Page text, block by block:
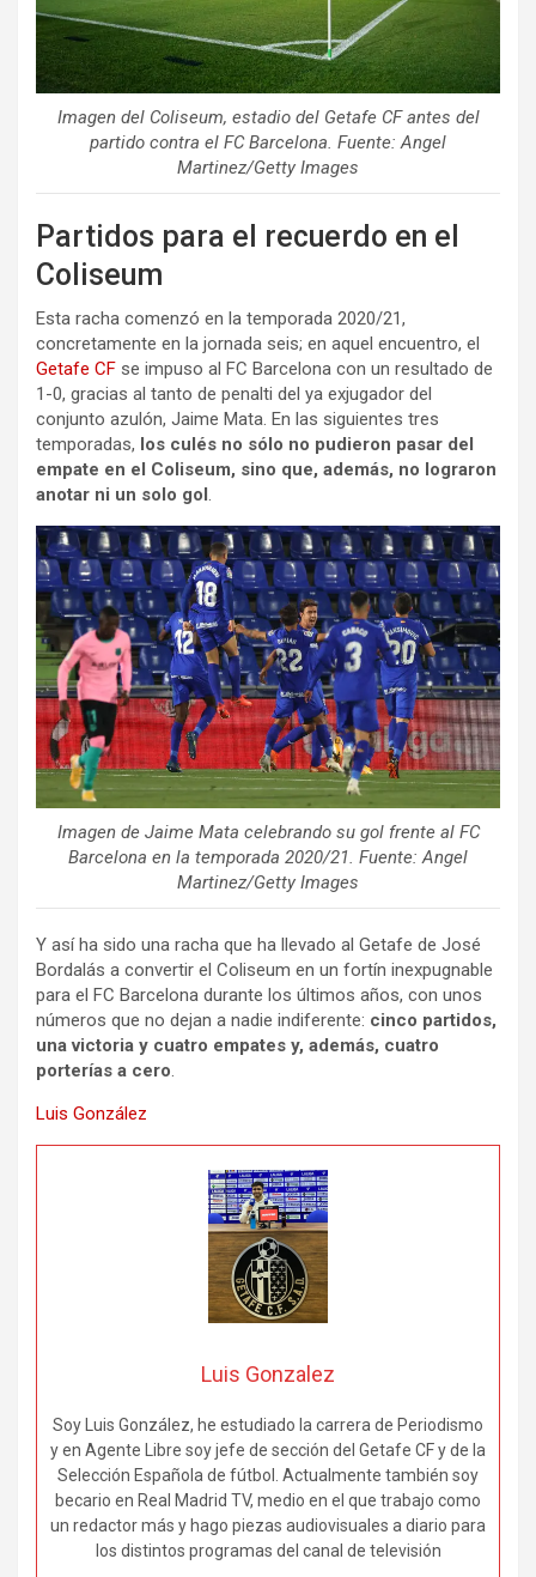
Imagen del Coliseum, estadio del Getafe CF antes del
partido contra el FC Barcelona. Fuente: Angel
Martinez/Getty Images
Partidos para el recuerdo en el
Coliseum
Esta racha comenzó en la temporada 2020/21,
concretamente en la jornada seis; en aquel encuentro, el
Getafe CF se impuso al FC Barcelona con un resultado de
1-0, gracias al tanto de penalti del ya exjugador del
conjunto azulón, Jaime Mata. En las siguientes tres
temporadas, los culés no sólo no pudieron pasar del
empate en el Coliseum, sino que, además, no lograron
anotar ni un solo gol .
Imagen de Jaime Mata celebrando su gol frente al FC
Barcelona en la temporada 2020/21. Fuente: Angel
Martinez/Getty Images
Y así ha sido una racha que ha llevado al Getafe de José
Bordalás a convertir el Coliseum en un fortín inexpugnable
para el FC Barcelona durante los últimos años, con unos
números que no dejan a nadie indiferente: cinco partidos,
una victoria y cuatro empates y, además, cuatro
porterías a cero.
Luis González
Luis Gonzalez
Soy Luis González, he estudiado la carrera de Periodismo
y en Agente Libre soy jefe de sección del Getafe CF y de la
Selección Española de fútbol. Actualmente también soy
becario en Real Madrid TV, medio en el que trabajo como
un redactor más y hago piezas audiovisuales a diario para
los distintos programas del canal de televisión